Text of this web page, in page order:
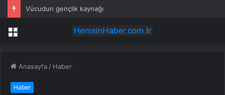
Vücudun gençlik kaynağı
Menü
Anasayfa / Haber
Haber